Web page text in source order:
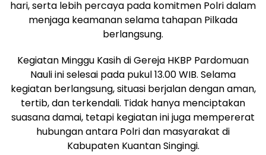
hari, serta lebih percaya pada komitmen Polri dalam
menjaga keamanan selama tahapan Pilkada
berlangsung.
Kegiatan Minggu Kasih di Gereja HKBP Pardomuan
Nauli ini selesai pada pukul 13.00 WIB. Selama
kegiatan berlangsung, situasi berjalan dengan aman,
tertib, dan terkendali. Tidak hanya menciptakan
suasana damai, tetapi kegiatan ini juga mempererat
hubungan antara Polri dan masyarakat di
Kabupaten Kuantan Singingi.